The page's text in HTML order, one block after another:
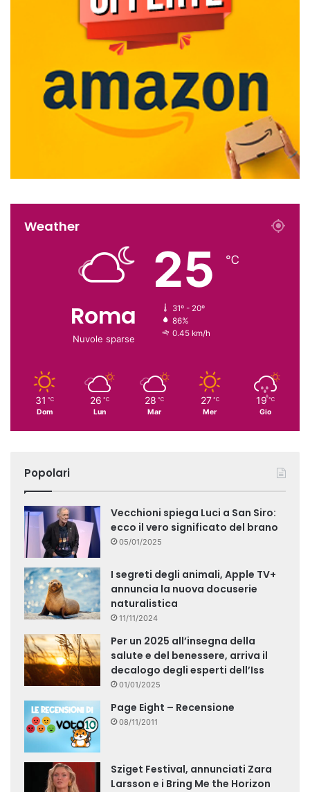
Weather
Roma
Nuvole sparse
25 ℃
31º - 20º
86%
0.45 km/h
31 ℃
Dom
26 ℃
Lun
28 ℃
Mar
27 ℃
Mer
19 ℃
Gio
Popolari
Vecchioni spiega Luci a San Siro:
ecco il vero significato del brano
05/01/2025
I segreti degli animali, Apple TV+
annuncia la nuova docuserie
naturalistica
11/11/2024
Per un 2025 all’insegna della
salute e del benessere, arriva il
decalogo degli esperti dell’Iss
01/01/2025
Page Eight – Recensione
08/11/2011
Sziget Festival, annunciati Zara
Larsson e i Bring Me the Horizon